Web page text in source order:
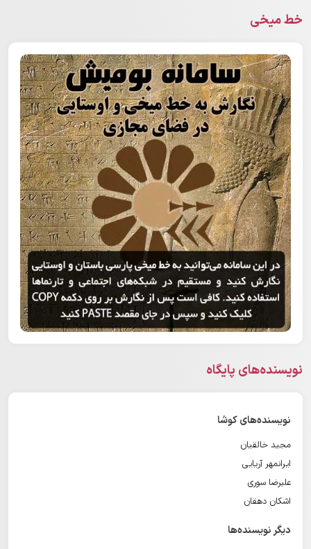
خط میخی
نویسنده‌های پایگاه
نویسنده‌های کوشا
مجید خالقیان
ایرانمهر آریایی
علیرضا سوری
اشکان دهقان
دیگر نویسنده‌ها